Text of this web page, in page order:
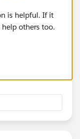
is helpful. If it
help others too.